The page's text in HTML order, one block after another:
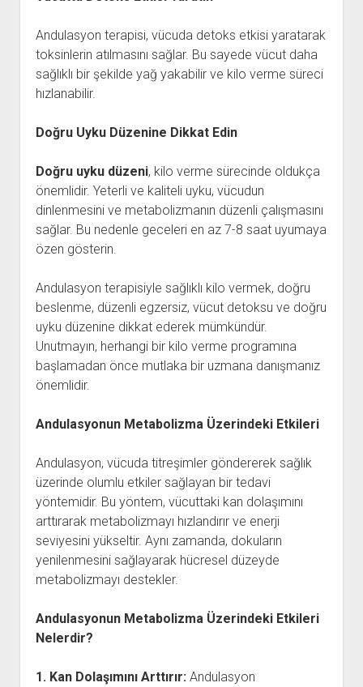
Andulasyon terapisi, vücuda detoks etkisi yaratarak
toksinlerin atılmasını sağlar. Bu sayede vücut daha
sağlıklı bir şekilde yağ yakabilir ve kilo verme süreci
hızlanabilir.
Doğru Uyku Düzenine Dikkat Edin
Doğru uyku düzeni, kilo verme sürecinde oldukça
önemlidir. Yeterli ve kaliteli uyku, vücudun
dinlenmesini ve metabolizmanın düzenli çalışmasını
sağlar. Bu nedenle geceleri en az 7-8 saat uyumaya
özen gösterin.
Andulasyon terapisiyle sağlıklı kilo vermek, doğru
beslenme, düzenli egzersiz, vücut detoksu ve doğru
uyku düzenine dikkat ederek mümkündür.
Unutmayın, herhangi bir kilo verme programına
başlamadan önce mutlaka bir uzmana danışmanız
önemlidir.
Andulasyonun Metabolizma Üzerindeki Etkileri
Andulasyon, vücuda titreşimler göndererek sağlık
üzerinde olumlu etkiler sağlayan bir tedavi
yöntemidir. Bu yöntem, vücuttaki kan dolaşımını
arttırarak metabolizmayı hızlandırır ve enerji
seviyesini yükseltir. Aynı zamanda, dokuların
yenilenmesini sağlayarak hücresel düzeyde
metabolizmayı destekler.
Andulasyonun Metabolizma Üzerindeki Etkileri
Nelerdir?
1. Kan Dolaşımını Arttırır: Andulasyon